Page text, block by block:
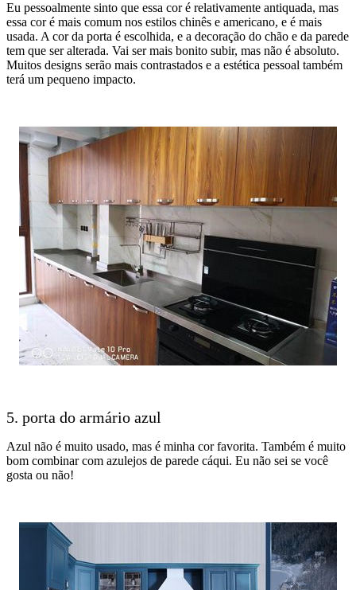
Eu pessoalmente sinto que essa cor é relativamente antiquada, mas
essa cor é mais comum nos estilos chinês e americano, e é mais
usada. A cor da porta é escolhida, e a decoração do chão e da parede
tem que ser alterada. Vai ser mais bonito subir, mas não é absoluto.
Muitos designs serão mais contrastados e a estética pessoal também
terá um pequeno impacto.
5. porta do armário azul
Azul não é muito usado, mas é minha cor favorita. Também é muito
bom combinar com azulejos de parede cáqui. Eu não sei se você
gosta ou não!